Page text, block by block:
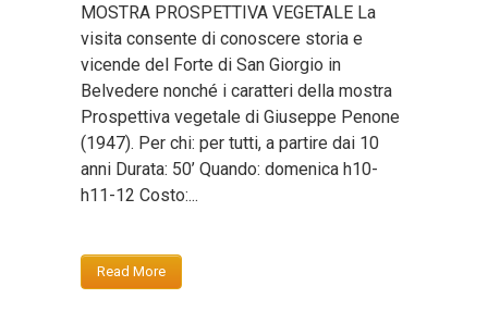
MOSTRA PROSPETTIVA VEGETALE La
visita consente di conoscere storia e
vicende del Forte di San Giorgio in
Belvedere nonché i caratteri della mostra
Prospettiva vegetale di Giuseppe Penone
(1947). Per chi: per tutti, a partire dai 10
anni Durata: 50’ Quando: domenica h10-
h11-12 Costo:...
Read More